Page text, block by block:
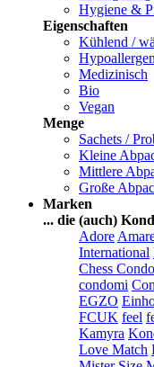
Hygiene &
Eigenschaften
Kühlend /
Hypoallergen
Medizinisch
Bio
Vegan
Menge
Sachets /
Kleine
Mittlere
Große
Marken
... die (auch)
Adore
International
Chess
condomi
EGZO
FCUK feel
Kamyra
Love Match